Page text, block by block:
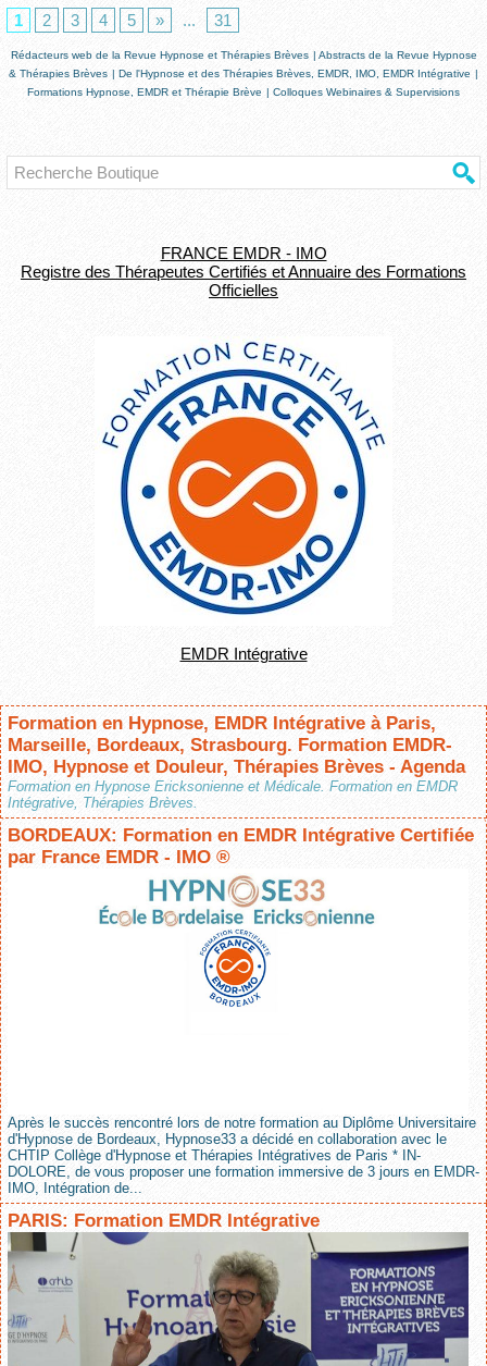
FRANCE EMDR - IMO
Registre des Thérapeutes Certifiés et Annuaire des Formations
Officielles
EMDR Intégrative
Formation en Hypnose, EMDR Intégrative à Paris,
Marseille, Bordeaux, Strasbourg. Formation EMDR-
IMO, Hypnose et Douleur, Thérapies Brèves - Agenda
Formation en Hypnose Ericksonienne et Médicale. Formation en EMDR
Intégrative, Thérapies Brèves.
BORDEAUX: Formation en EMDR Intégrative Certifiée
par France EMDR - IMO ®
Après le succès rencontré lors de notre formation au Diplôme Universitaire
d'Hypnose de Bordeaux, Hypnose33 a décidé en collaboration avec le
CHTIP Collège d'Hypnose et Thérapies Intégratives de Paris * IN-
DOLORE, de vous proposer une formation immersive de 3 jours en EMDR-
IMO, Intégration de...
PARIS: Formation EMDR Intégrative
1
2 3 4 5 » ... 31
Rédacteurs web de la Revue Hypnose et Thérapies Brèves | Abstracts de la Revue Hypnose
& Thérapies Brèves | De l'Hypnose et des Thérapies Brèves, EMDR, IMO, EMDR Intégrative |
Formations Hypnose, EMDR et Thérapie Brève | Colloques Webinaires & Supervisions